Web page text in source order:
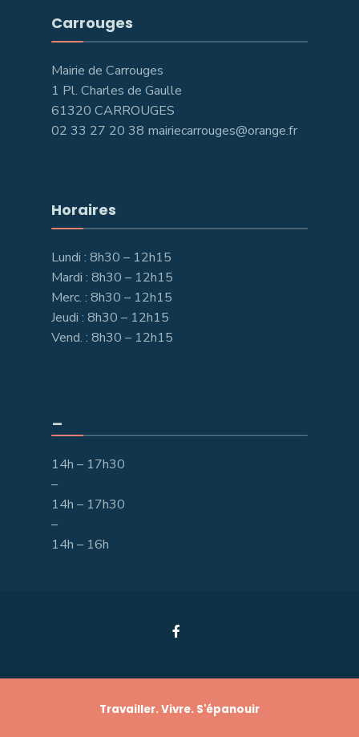
Carrouges
Mairie de Carrouges
1 Pl. Charles de Gaulle
61320 CARROUGES
02 33 27 20 38 mairiecarrouges@orange.fr
Horaires
Lundi : 8h30 – 12h15
Mardi : 8h30 – 12h15
Merc. : 8h30 – 12h15
Jeudi : 8h30 – 12h15
Vend. : 8h30 – 12h15
14h – 17h30
–
14h – 17h30
–
14h – 16h
Travailler. Vivre. S'épanouir